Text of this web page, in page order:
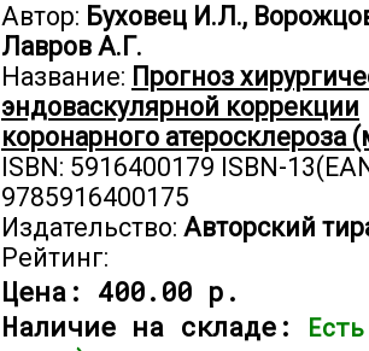
Автор: Буховец И.Л.,
Лавров А.Г.
Название: Прогноз
эндоваскулярной коррекции
коронарного атеросклероза
ISBN: 5916400179 ISBN-
9785916400175
Издательство: Авторский
Рейтинг:
Цена: 400.00 р.
Наличие на складе: